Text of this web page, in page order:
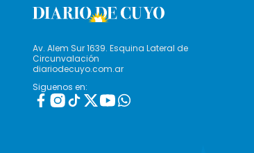
Av. Alem Sur 1639. Esquina Lateral de
Circunvalación
diariodecuyo.com.ar
Siguenos en: